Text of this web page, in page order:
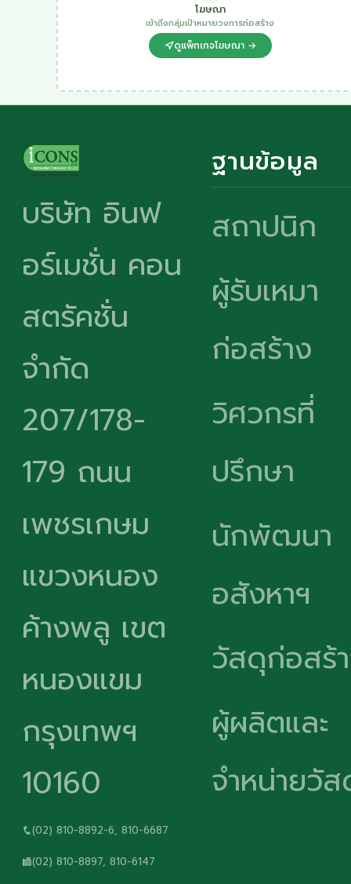
โฆษณา
เข้าถึงกลุ่มเป้าหมายวงการก่อสร้าง
ดูแพ็กเกจโฆษณา →
บริษัท อินฟ
อร์เมชั่น คอน
สตรัคชั่น
จำกัด
207/178-
179 ถนน
เพชรเกษม
แขวงหนอง
ค้างพลู เขต
หนองแขม
กรุงเทพฯ
10160
(02) 810-8892-6, 810-6687
(02) 810-8897, 810-6147
ฐานข้อมูล
สถาปนิก
ผู้รับเหมา
ก่อสร้าง
วิศวกรที่
ปรึกษา
นักพัฒนา
อสังหาฯ
วัสดุก่อสร้
ผู้ผลิตและ
จำหน่ายวั